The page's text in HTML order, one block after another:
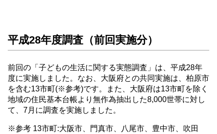
平成28年度調査（前回実施分）
前回の「子どもの生活に関する実態調査」は、平成28年
度に実施しました。なお、大阪府との共同実施は、柏原市
を含む13市町(※参考)です。また、大阪府は13市町を除く
地域の住民基本台帳より無作為抽出した8,000世帯に対し
て、7月に調査を実施しました。
※参考 13市町:大阪市、門真市、八尾市、豊中市、吹田